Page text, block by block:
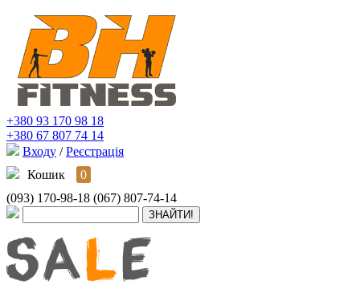
+380 93 170 98 18
+380 67 807 74 14
Входу / Реєстрація
Кошик
0
(093) 170-98-18 (067) 807-74-14